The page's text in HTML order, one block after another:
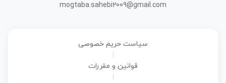
mogtaba.sahebi2009@gmail.com
سیاست حریم خصوصی
قوانین و مقررات